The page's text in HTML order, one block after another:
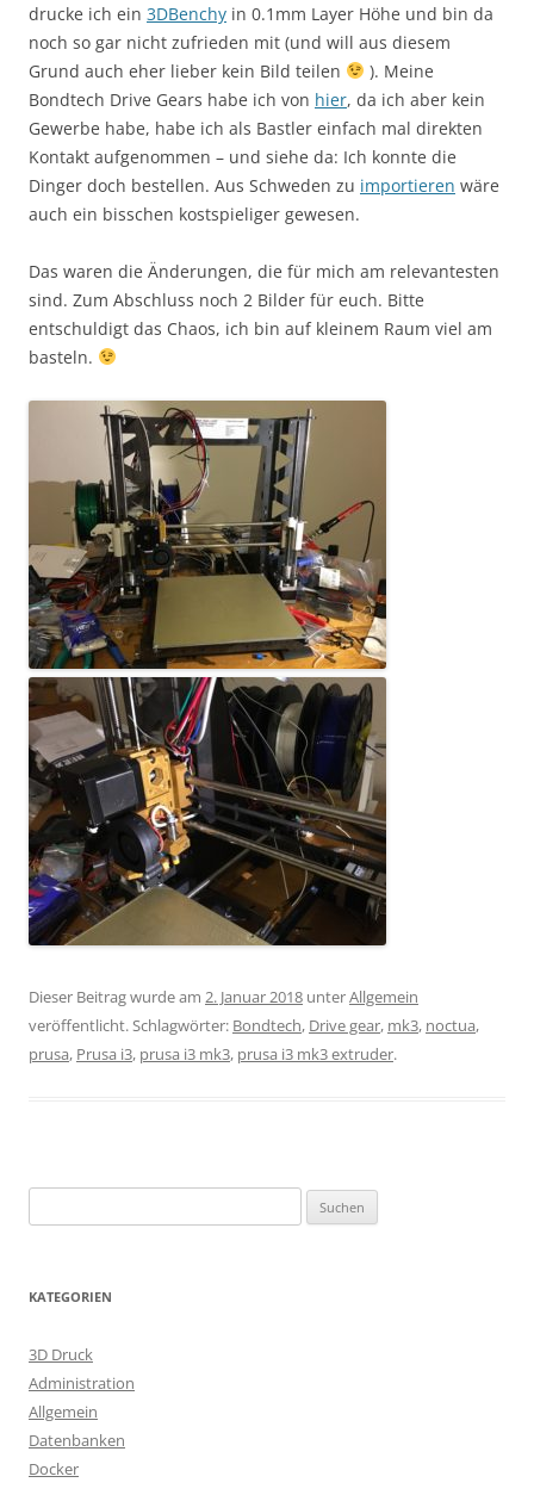
drucke ich ein 3DBenchy in 0.1mm Layer Höhe und bin da
noch so gar nicht zufrieden mit (und will aus diesem
Grund auch eher lieber kein Bild teilen
). Meine
Bondtech Drive Gears habe ich von hier, da ich aber kein
Gewerbe habe, habe ich als Bastler einfach mal direkten
Kontakt aufgenommen – und siehe da: Ich konnte die
Dinger doch bestellen. Aus Schweden zu importieren wäre
auch ein bisschen kostspieliger gewesen.
Das waren die Änderungen, die für mich am relevantesten
sind. Zum Abschluss noch 2 Bilder für euch. Bitte
entschuldigt das Chaos, ich bin auf kleinem Raum viel am
basteln.
Dieser Beitrag wurde am 2. Januar 2018 unterAllgemein
veröffentlicht. Schlagwörter: Bondtech, Drive gear, mk3, noctua,
prusa, Prusa i3, prusa i3 mk3, prusa i3 mk3 extruder.
nach:
KATEGORIEN
3D Druck
Administration
Allgemein
Datenbanken
Docker